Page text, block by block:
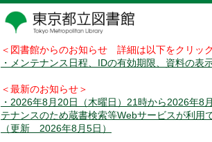
＜図書館からのお知らせ 詳細は以下をクリッ
・メンテナンス日程、IDの有効期限、資料の表
＜最新のお知らせ＞
・2026年8月20日（木曜日）21時から2026年8
テナンスのため蔵書検索等Webサービスが利用
（更新 2026年8月5日）